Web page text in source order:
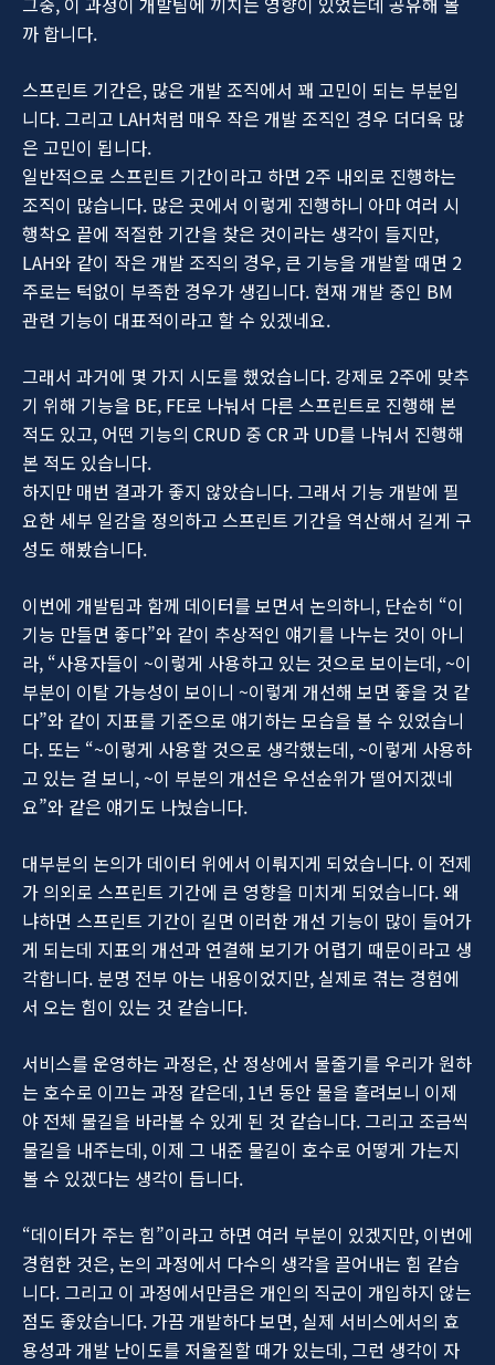
까 합니다.
스프린트 기간은, 많은 개발 조직에서 꽤 고민이 되는 부분입
니다. 그리고 LAH처럼 매우 작은 개발 조직인 경우 더더욱 많
은 고민이 됩니다.
일반적으로 스프린트 기간이라고 하면 2주 내외로 진행하는
조직이 많습니다. 많은 곳에서 이렇게 진행하니 아마 여러 시
행착오 끝에 적절한 기간을 찾은 것이라는 생각이 들지만,
LAH와 같이 작은 개발 조직의 경우, 큰 기능을 개발할 때면 2
주로는 턱없이 부족한 경우가 생깁니다. 현재 개발 중인 BM
관련 기능이 대표적이라고 할 수 있겠네요.
그래서 과거에 몇 가지 시도를 했었습니다. 강제로 2주에 맞추
기 위해 기능을 BE, FE로 나눠서 다른 스프린트로 진행해 본
적도 있고, 어떤 기능의 CRUD 중 CR 과 UD를 나눠서 진행해
본 적도 있습니다.
하지만 매번 결과가 좋지 않았습니다. 그래서 기능 개발에 필
요한 세부 일감을 정의하고 스프린트 기간을 역산해서 길게 구
성도 해봤습니다.
이번에 개발팀과 함께 데이터를 보면서 논의하니, 단순히 “이
기능 만들면 좋다”와 같이 추상적인 얘기를 나누는 것이 아니
라, “사용자들이 ~이렇게 사용하고 있는 것으로 보이는데, ~이
부분이 이탈 가능성이 보이니 ~이렇게 개선해 보면 좋을 것 같
다”와 같이 지표를 기준으로 얘기하는 모습을 볼 수 있었습니
다. 또는 “~이렇게 사용할 것으로 생각했는데, ~이렇게 사용하
고 있는 걸 보니, ~이 부분의 개선은 우선순위가 떨어지겠네
요”와 같은 얘기도 나눴습니다.
대부분의 논의가 데이터 위에서 이뤄지게 되었습니다. 이 전제
가 의외로 스프린트 기간에 큰 영향을 미치게 되었습니다. 왜
냐하면 스프린트 기간이 길면 이러한 개선 기능이 많이 들어가
게 되는데 지표의 개선과 연결해 보기가 어렵기 때문이라고 생
각합니다. 분명 전부 아는 내용이었지만, 실제로 겪는 경험에
서 오는 힘이 있는 것 같습니다.
서비스를 운영하는 과정은, 산 정상에서 물줄기를 우리가 원하
는 호수로 이끄는 과정 같은데, 1년 동안 물을 흘려보니 이제
야 전체 물길을 바라볼 수 있게 된 것 같습니다. 그리고 조금씩
물길을 내주는데, 이제 그 내준 물길이 호수로 어떻게 가는지
볼 수 있겠다는 생각이 듭니다.
“데이터가 주는 힘”이라고 하면 여러 부분이 있겠지만, 이번에
경험한 것은, 논의 과정에서 다수의 생각을 끌어내는 힘 같습
니다. 그리고 이 과정에서만큼은 개인의 직군이 개입하지 않는
점도 좋았습니다. 가끔 개발하다 보면, 실제 서비스에서의 효
용성과 개발 난이도를 저울질할 때가 있는데, 그런 생각이 자